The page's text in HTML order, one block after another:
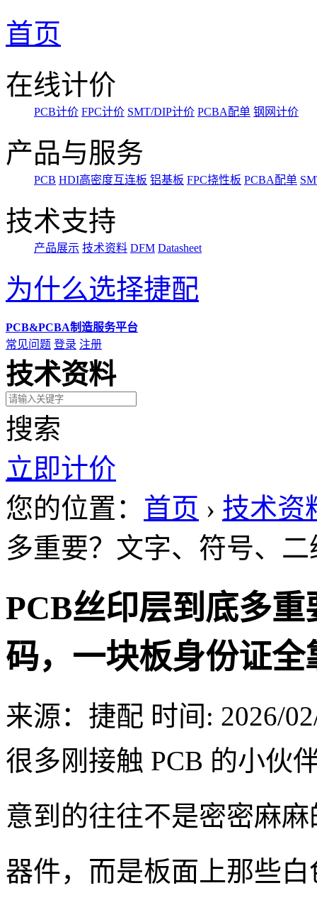
首页
在线计价
PCB计价 FPC计价 SMT/DIP计价 PCBA配单 钢网计价
产品与服务
PCB HDI高密度互连板 铝基板 FPC挠性板 PCBA配单
技术支持
产品展示 技术资料 DFM Datasheet
为什么选择捷配
PCB&PCBA制造服务平台
常见问题 登录 注册
技术资料
搜索
立即计价
您的位置： 首页 › 技术资
多重要？文字、符号、
PCB丝印层到底多
码，一块板身份证全
来源：捷配 时间: 2026/
很多刚接触 PCB 的小伙
意到的往往不是密密麻
器件，而是板面上那些